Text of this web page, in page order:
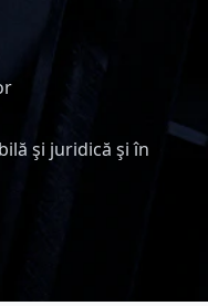
şi juridică şi în